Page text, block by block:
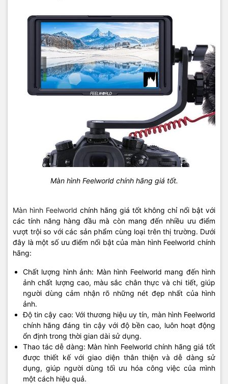
Màn hình Feelworld chính hãng giá tốt.
Màn hình Feelworld chính hãng giá tốt không chỉ nổi bật với
các tính năng hàng đầu mà còn mang đến nhiều ưu điểm
vượt trội so với các sản phẩm cùng loại trên thị trường. Dưới
đây là một số ưu điểm nổi bật của màn hình Feelworld chính
hãng:
Chất lượng hình ảnh: Màn hình Feelworld mang đến hình
ảnh chất lượng cao, màu sắc chân thực và chi tiết, giúp
người dùng cảm nhận rõ những nét đẹp nhất của hình
ảnh.
Độ tin cậy cao: Với thương hiệu uy tín, màn hình Feelworld
chính hãng đáng tin cậy với độ bền cao, luôn hoạt động
ổn định trong thời gian dài sử dụng.
Thao tác dễ dàng: Màn hình Feelworld chính hãng giá tốt
được thiết kế với giao diện thân thiện và dễ dàng sử
dụng, giúp người dùng tối ưu hóa công việc của mình
một cách hiệu quả.